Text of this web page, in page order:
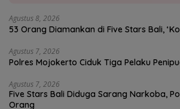
Agustus 8, 2026
53 Orang Diamankan di Five Stars Bali,
Agustus 7, 2026
Polres Mojokerto Ciduk Tiga Pelaku
Agustus 7, 2026
Five Stars Bali Diduga Sarang Narkoba,
Orang